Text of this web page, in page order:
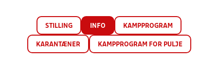
STILLING INFO KAMPPROGRAM
KARANTÆNER KAMPPROGRAM FOR PULJE